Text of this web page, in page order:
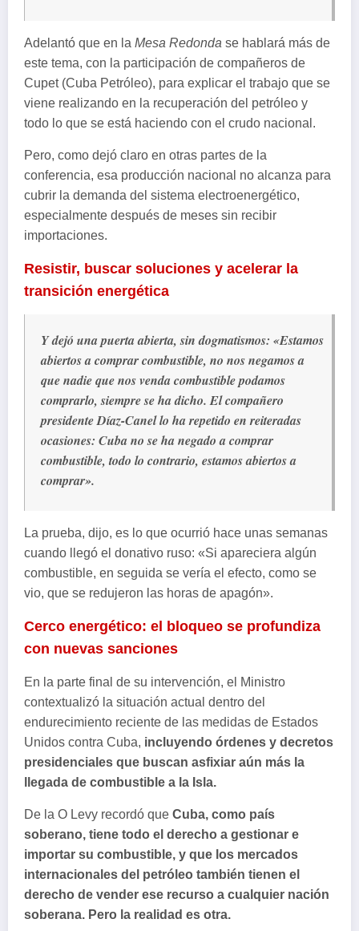
Adelantó que en la Mesa Redonda se hablará más de
este tema, con la participación de compañeros de
Cupet (Cuba Petróleo), para explicar el trabajo que se
viene realizando en la recuperación del petróleo y
todo lo que se está haciendo con el crudo nacional.
Pero, como dejó claro en otras partes de la
conferencia, esa producción nacional no alcanza para
cubrir la demanda del sistema electroenergético,
especialmente después de meses sin recibir
importaciones.
Resistir, buscar soluciones y acelerar la
transición energética
Y dejó una puerta abierta, sin dogmatismos: «Estamos
abiertos a comprar combustible, no nos negamos a
que nadie que nos venda combustible podamos
comprarlo, siempre se ha dicho. El compañero
presidente Díaz-Canel lo ha repetido en reiteradas
ocasiones: Cuba no se ha negado a comprar
combustible, todo lo contrario, estamos abiertos a
comprar».
La prueba, dijo, es lo que ocurrió hace unas semanas
cuando llegó el donativo ruso: «Si apareciera algún
combustible, en seguida se vería el efecto, como se
vio, que se redujeron las horas de apagón».
Cerco energético: el bloqueo se profundiza
con nuevas sanciones
En la parte final de su intervención, el Ministro
contextualizó la situación actual dentro del
endurecimiento reciente de las medidas de Estados
Unidos contra Cuba, incluyendo órdenes y decretos
presidenciales que buscan asfixiar aún más la
llegada de combustible a la Isla.
De la O Levy recordó que Cuba, como país
soberano, tiene todo el derecho a gestionar e
importar su combustible, y que los mercados
internacionales del petróleo también tienen el
derecho de vender ese recurso a cualquier nación
soberana. Pero la realidad es otra.